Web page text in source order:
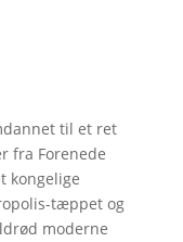
til et ret
fra Forenede
kongelige
tæppet og
moderne